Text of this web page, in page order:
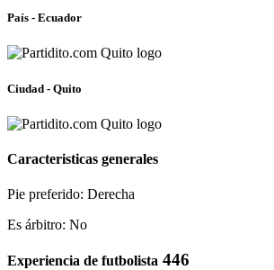
País - Ecuador
Ciudad - Quito
Caracteristicas generales
Pie preferido: Derecha
Es árbitro: No
Experiencia de futbolista 446